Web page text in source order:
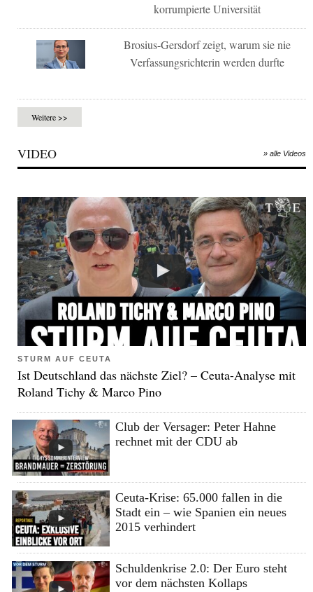
korrumpierte Universität
Brosius-Gersdorf zeigt, warum sie nie
Verfassungsrichterin werden durfte
Weitere >>
VIDEO » alle Videos
STURM AUF CEUTA
Ist Deutschland das nächste Ziel? – Ceuta-Analyse mit
Roland Tichy & Marco Pino
Club der Versager: Peter Hahne
rechnet mit der CDU ab
Ceuta-Krise: 65.000 fallen in die
Stadt ein – wie Spanien ein neues
2015 verhindert
Schuldenkrise 2.0: Der Euro steht
vor dem nächsten Kollaps